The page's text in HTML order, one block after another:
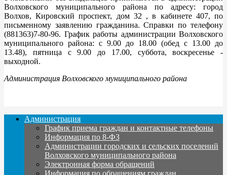
Волховского муниципального района по адресу: город
Волхов, Кировский проспект, дом 32 , в кабинете 407, по
письменному заявлению гражданина. Справки по телефону
(881363)7-80-96. График работы администрации Волховского
муниципального района: с 9.00 до 18.00 (обед с 13.00 до
13.48), пятница с 9.00 до 17.00, суббота, воскресенье -
выходной.
Администрация Волховского муниципального района
Администрация
График приема граждан и контактные телефоны
Информация по 8-ФЗ
Администрации городских и сельских поселений
Волховского муниципального района
Электронная форма обращений
Информация по обращениям граждан